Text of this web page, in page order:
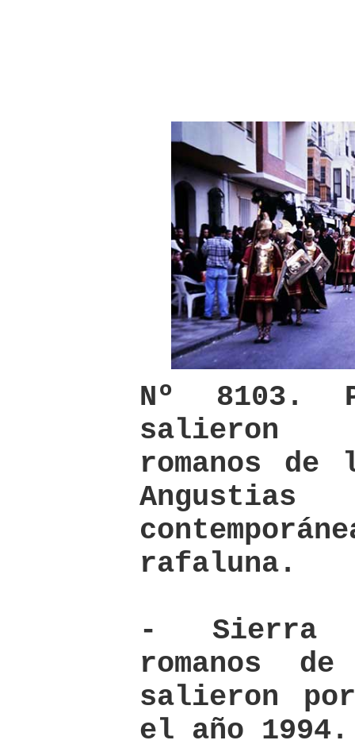
Nº 8103.
salieron
romanos
rafaluna.
- Sierra
romanos
salieron
el año 1994.